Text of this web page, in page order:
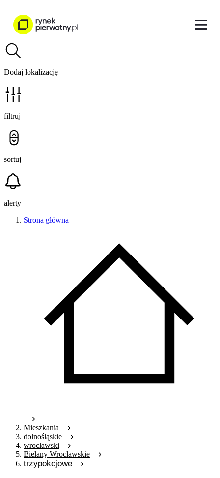
Dodaj lokalizację
filtruj
sortuj
alerty
Strona główna
Mieszkania
dolnośląskie
wrocławski
Bielany Wrocławskie
trzypokojowe